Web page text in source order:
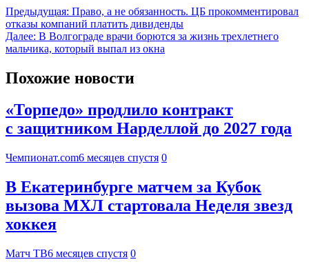
Предыдущая: Право, а не обязанность. ЦБ прокомментировал
отказы компаний платить дивиденды
Далее: В Волгограде врачи борются за жизнь трехлетнего
мальчика, который выпал из окна
Похожие новости
«Торпедо» продлило контракт
с защитником Нарделлой до 2027 года
Чемпионат.com6 месяцев спустя 0
В Екатеринбурге матчем за Кубок
вызова МХЛ стартовала Неделя звезд
хоккея
Матч ТВ6 месяцев спустя 0